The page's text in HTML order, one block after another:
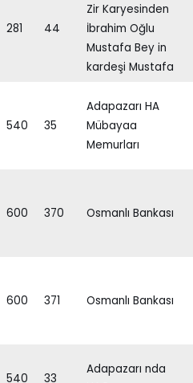
281 44
Zir Karyesinden
İbrahim Oğlu
Mustafa Bey in
kardeşi Mustafa
540 35
Adapazarı HA
Mübayaa
Memurları
600 370 Osmanlı Bankası
600 371 Osmanlı Bankası
540 33
Adapazarı nda